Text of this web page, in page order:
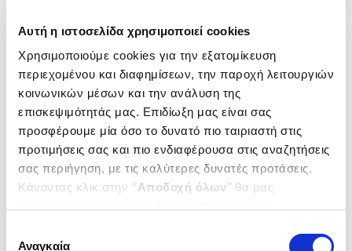
Αυτή η ιστοσελίδα χρησιμοποιεί cookies
Χρησιμοποιούμε cookies για την εξατομίκευση
περιεχομένου και διαφημίσεων, την παροχή λειτουργιών
κοινωνικών μέσων και την ανάλυση της
επισκεψιμότητάς μας. Επιδίωξη μας είναι σας
προσφέρουμε μία όσο το δυνατό πιο ταιριαστή στις
προτιμήσεις σας και πιο ενδιαφέρουσα στις αναζητήσεις
σας περιήγηση, με τις καλύτερες δυνατές προτάσεις.
Κάνοντας κλικ στην ‘’Αποδοχή όλων’’ θα μας
ενδιαφέρουν και να επιλέξετε από τα παρακάτω με την
Αναγκαία